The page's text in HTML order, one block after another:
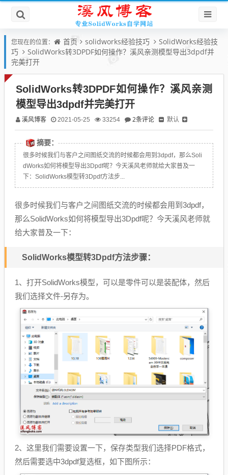
您现在的位置： 首页 solidworks经验技巧
SolidWorks经验技
巧
SolidWorks转3DPDF如何操作？溪风亲测模型导出3dpdf并
完美打开
SolidWorks转3DPDF如何操作？溪风亲测
模型导出3dpdf并完美打开
溪风博客 2021-05-25 33254 2条评论 默认
摘要：
很多时候我们与客户之间图纸交流的时候都会用到3dpdf，那么Soli
dWorks如何将模型导出3Dpdf呢？今天溪风老师就给大家普及一
下：SolidWorks模型转3Dpdf方法步...
很多时候我们与客户之间图纸交流的时候都会用到3dpdf，
那么SolidWorks如何将模型导出3Dpdf呢？今天溪风老师就
给大家普及一下：
SolidWorks模型转3Dpdf方法步骤：
1、打开SolidWorks模型，可以是零件可以是装配体，然后
我们选择文件-另存为。
2、这里我们需要设置一下，保存类型我们选择PDF格式，
然后需要选中3dpdf复选框，如下图所示：